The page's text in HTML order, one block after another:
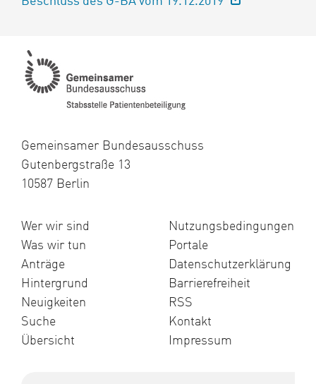
Gemeinsamer Bundesausschuss
Gutenbergstraße 13
10587 Berlin
Wer wir sind
Was wir tun
Anträge
Hintergrund
Neuigkeiten
Suche
Übersicht
Nutzungsbedingungen
Portale
Datenschutzerklärung
Barrierefreiheit
RSS
Kontakt
Impressum